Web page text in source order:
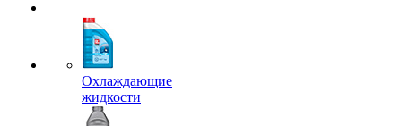
Охлаждающие
жидкости